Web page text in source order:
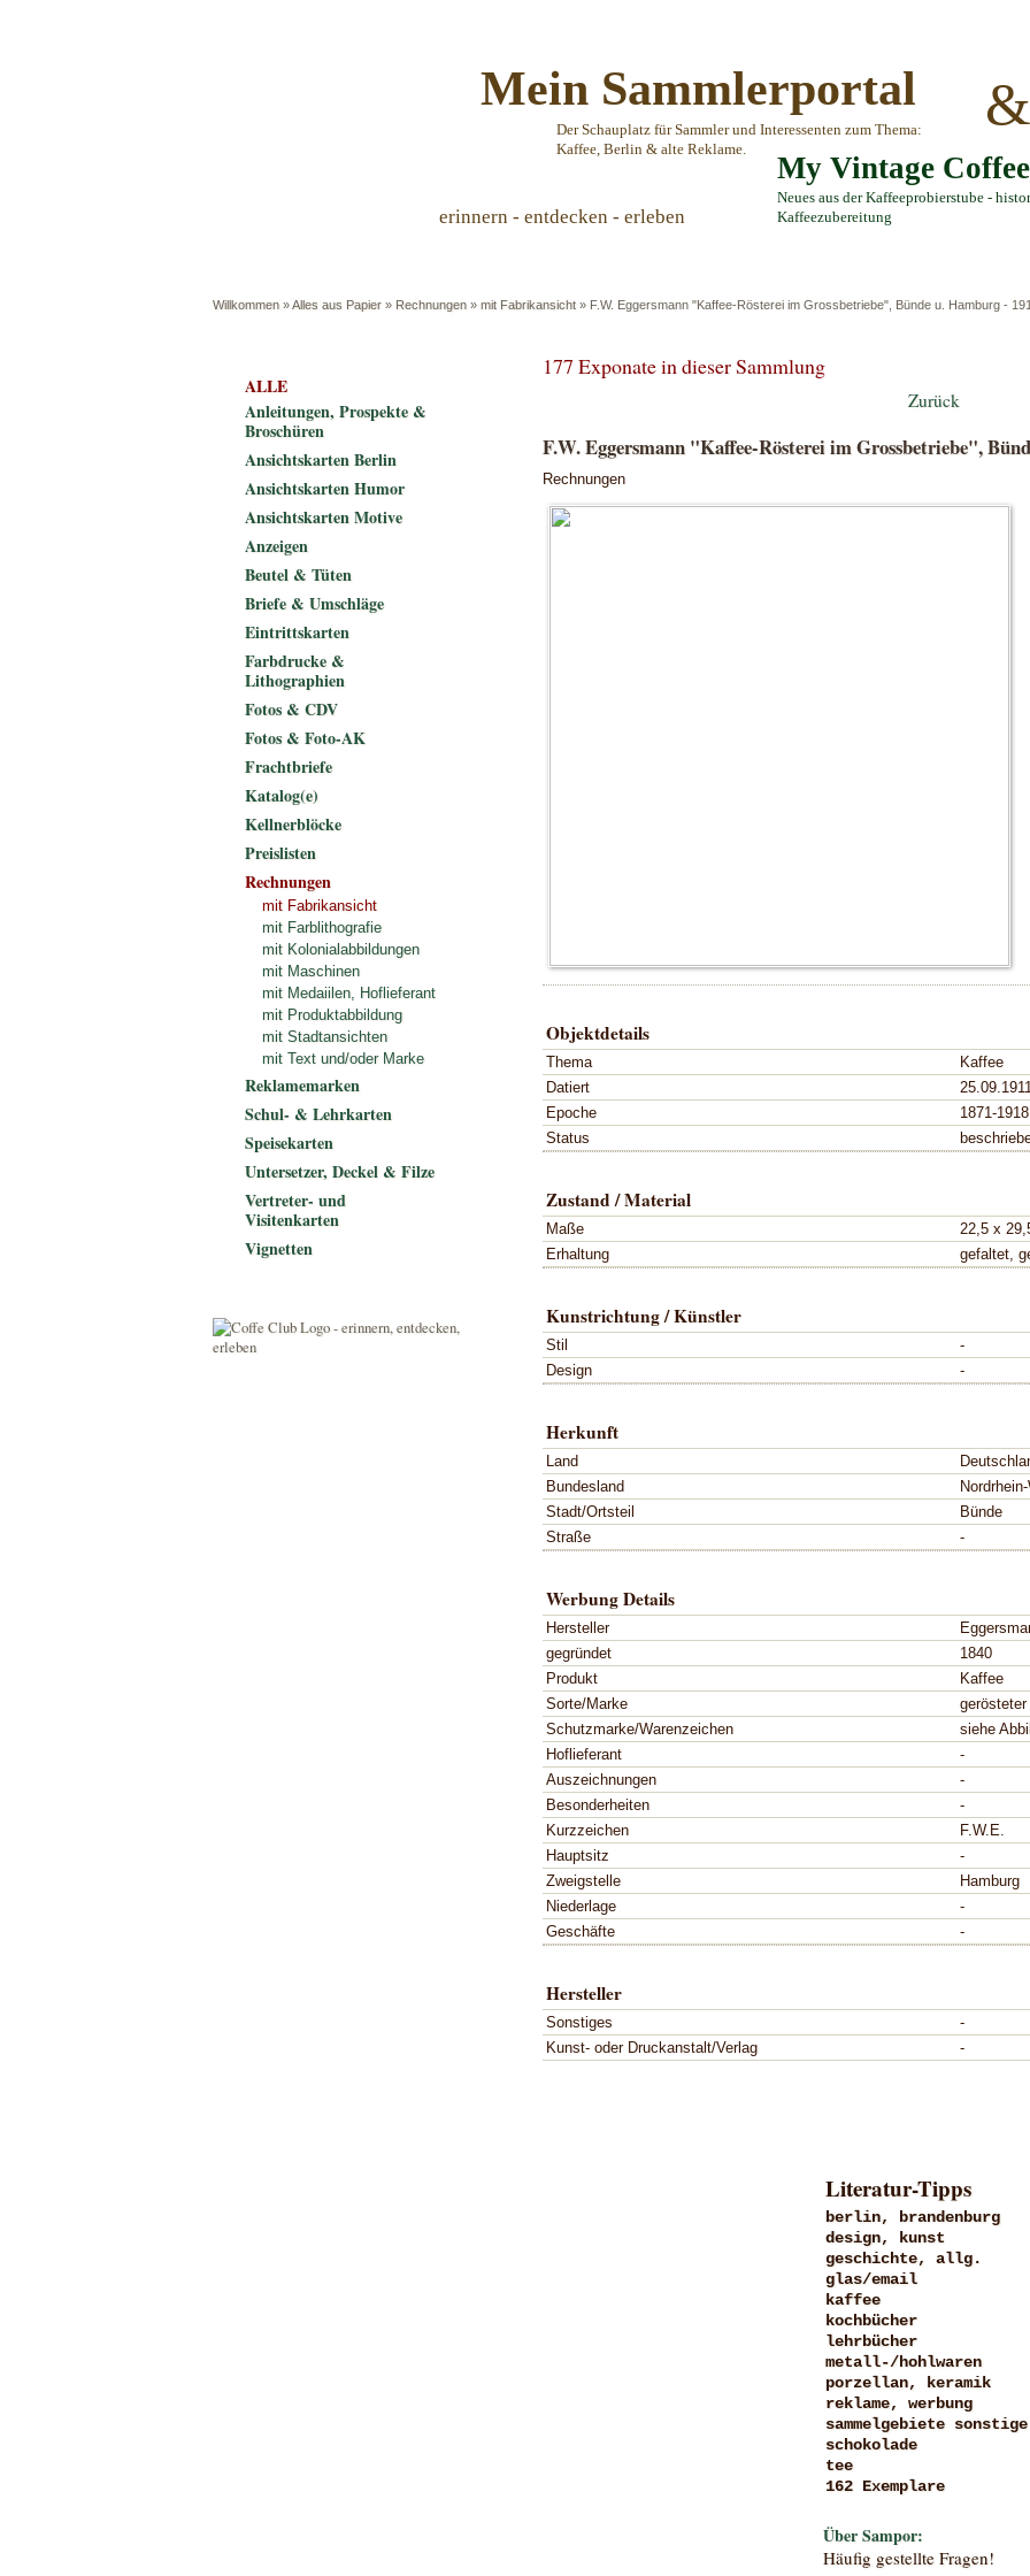
Mein Sammlerportal
Der Schauplatz für Sammler und Interessenten zum Thema:
Kaffee, Berlin & alte Reklame.
&
My Vintage
Neues aus der Kaffeeprobierstube -
Kaffeezubereitung
erinnern - entdecken - erleben
Willkommen »Alles aus Papier » Rechnungen » mit Fabrikansicht » F.W. Eggersmann "Kaffee-Rösterei im Grossbetriebe", Bünde u. Hamburg -
177 Exponate in dieser Sammlung
Zurück
F.W. Eggersmann "Kaffee-Rösterei im Grossbetriebe",
Rechnungen
Objektdetails
Thema
Kaffee
Datiert
25.09.1911
Epoche
1871-1918
Status
Zustand / Material
Maße
22,5 x
Erhaltung
gefaltet,
Kunstrichtung / Künstler
Stil
-
Design
-
Herkunft
Land
Bundesland
Stadt/Ortsteil
Bünde
Straße
-
Werbung Details
Hersteller
gegründet
1840
Produkt
Kaffee
Sorte/Marke
Schutzmarke/Warenzeichen
siehe
Hoflieferant
-
Auszeichnungen
-
Besonderheiten
-
Kurzzeichen
F.W.E.
Hauptsitz
-
Zweigstelle
Hamburg
Niederlage
-
Geschäfte
-
Hersteller
Sonstiges
-
Kunst- oder Druckanstalt/Verlag
-
ALLE
Anleitungen, Prospekte &
Broschüren
Ansichtskarten Berlin
Ansichtskarten Humor
Ansichtskarten Motive
Anzeigen
Beutel & Tüten
Briefe & Umschläge
Eintrittskarten
Farbdrucke &
Lithographien
Fotos & CDV
Fotos & Foto-AK
Frachtbriefe
Katalog(e)
Kellnerblöcke
Preislisten
Rechnungen
mit Fabrikansicht
mit Farblithografie
mit Kolonialabbildungen
mit Maschinen
mit Medaiilen, Hoflieferant
mit Produktabbildung
mit Stadtansichten
mit Text und/oder Marke
Reklamemarken
Schul- & Lehrkarten
Speisekarten
Untersetzer, Deckel & Filze
Vertreter- und
Visitenkarten
Vignetten
Literatur-Tipps
berlin, brandenburg
design, kunst
geschichte, allg.
glas/email
kaffee
kochbücher
lehrbücher
metall-/hohlwaren
porzellan, keramik
reklame, werbung
sammelgebiete sonstige
schokolade
tee
162 Exemplare
Über Sampor:
Häufig gestellte Fragen!